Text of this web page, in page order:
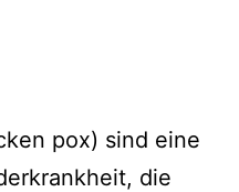
pox) sind eine
die